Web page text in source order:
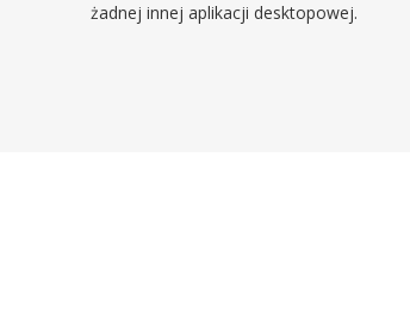
żadnej innej aplikacji desktopowej.